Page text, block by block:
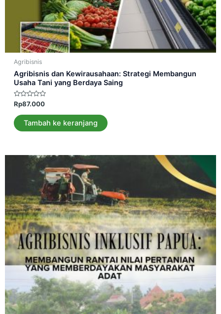
Agribisnis
Agribisnis dan Kewirausahaan: Strategi Membangun
Usaha Tani yang Berdaya Saing
Dinilai
0
dari
5
Rp87.000
Tambah ke keranjang